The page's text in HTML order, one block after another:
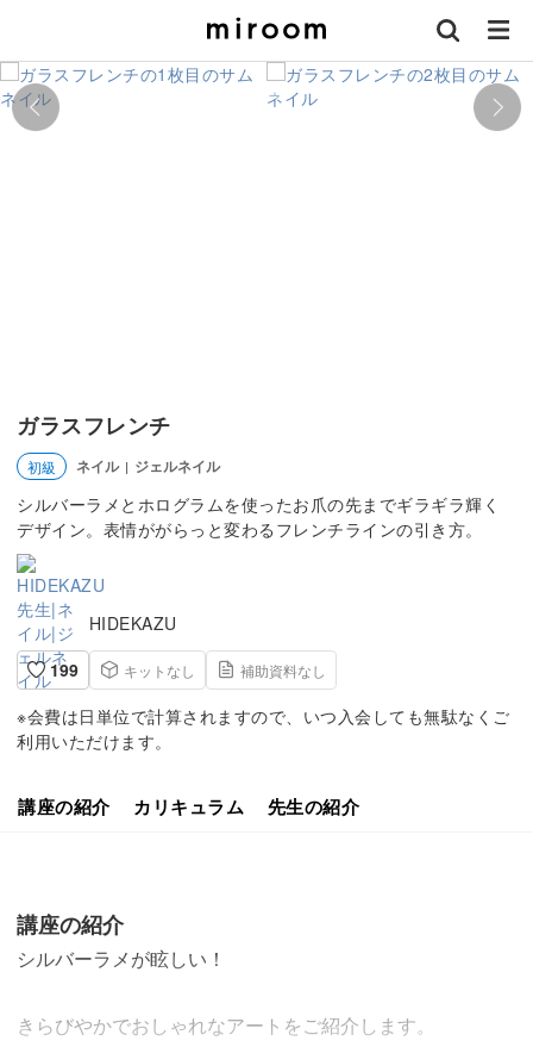
ガラスフレンチ
初級 ネイル | ジェルネイル
シルバーラメとホログラムを使ったお爪の先までギラギラ輝く
デザイン。表情ががらっと変わるフレンチラインの引き方。
HIDEKAZU
199
キットなし 補助資料なし
※会費は日単位で計算されますので、いつ入会しても無駄なくご
利用いただけます。
講座の紹介 カリキュラム 先生の紹介
講座の紹介
シルバーラメが眩しい！
きらびやかでおしゃれなアートをご紹介します。